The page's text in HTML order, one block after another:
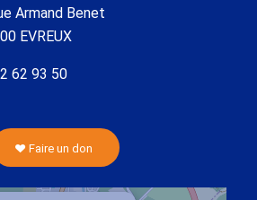
Armand Benet
EVREUX
62 93 50
Faire un don